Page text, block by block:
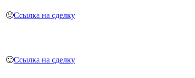
🙂Ссылка на сделку
🙂Ссылка на сделку